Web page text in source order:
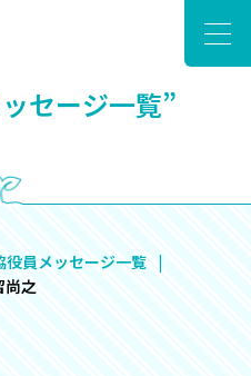
セージ一覧”
役員メッセージ一覧
尚之